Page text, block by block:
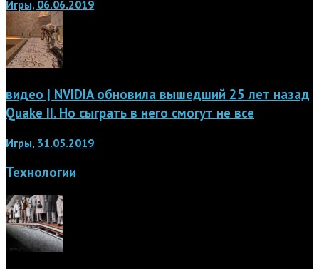
Игры, 06.06.2019
видео | NVIDIA обновила вышедший 25 лет назад
Quake II. Но сыграть в него смогут не все
Игры, 31.05.2019
Технологии